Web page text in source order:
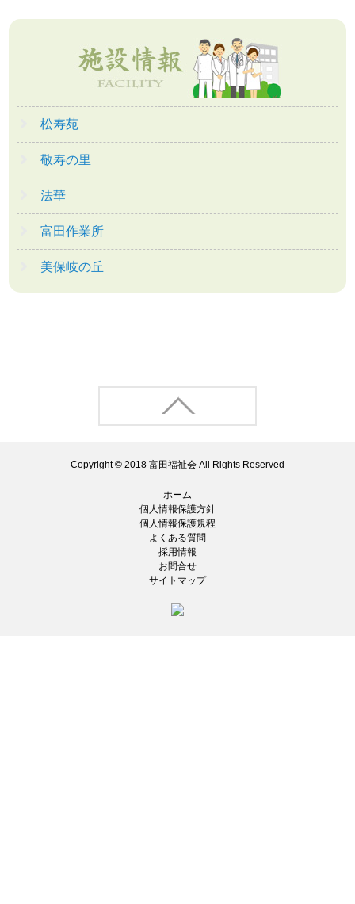
松寿苑
敬寿の里
法華
富田作業所
美保岐の丘
Copyright © 2018 富田福祉会 All Rights Reserved
ホーム
個人情報保護方針
個人情報保護規程
よくある質問
採用情報
お問合せ
サイトマップ